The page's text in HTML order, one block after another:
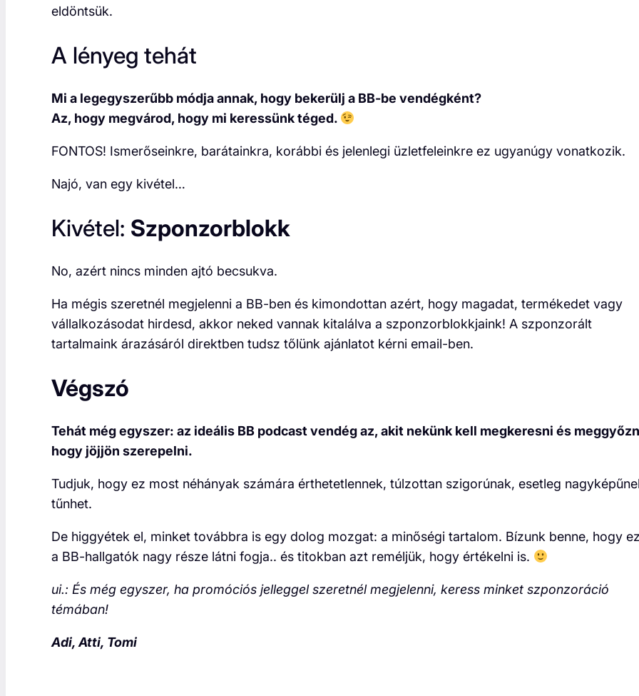
eldöntsük.
A lényeg tehát
Mi a legegyszerűbb módja annak, hogy bekerülj a BB-be vendégként?
Az, hogy megvárod, hogy mi keressünk téged.
FONTOS! Ismerőseinkre, barátainkra, korábbi és jelenlegi üzletfeleinkre ez ugyanúgy vonatkozik.
Najó, van egy kivétel…
Kivétel: Szponzorblokk
No, azért nincs minden ajtó becsukva.
Ha mégis szeretnél megjelenni a BB-ben és kimondottan azért, hogy magadat, termékedet vagy
vállalkozásodat hirdesd, akkor neked vannak kitalálva a szponzorblokkjaink! A szponzorált
tartalmaink árazásáról direktben tudsz tőlünk ajánlatot kérni email-ben.
Végszó
Tehát még egyszer: az ideális BB podcast vendég az, akit nekünk kell megkeresni és
hogy jöjjön szerepelni.
Tudjuk, hogy ez most néhányak számára érthetetlennek, túlzottan szigorúnak, esetleg
tűnhet.
De higgyétek el, minket továbbra is egy dolog mozgat: a minőségi tartalom. Bízunk benne, hogy
a BB-hallgatók nagy része látni fogja.. és titokban azt reméljük, hogy értékelni is.
ui.: És még egyszer, ha promóciós jelleggel szeretnél megjelenni, keress minket szponzoráció
témában!
Adi, Atti, Tomi